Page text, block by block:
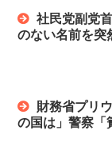
社民党副党
のない名前を突
財務省プリ
の国は」警察「